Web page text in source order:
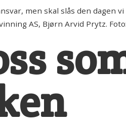
men skal slås den
AS, Bjørn Arvid Prytz.